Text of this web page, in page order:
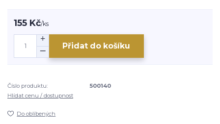
155 Kč/ks
Přidat do košíku
Číslo produktu:
500140
Hlídat cenu / dostupnost
Do oblíbených